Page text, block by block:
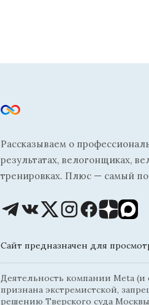
Рассказываем о
результатах, велогонщиках,
тренировках. Плюс — самый
Сайт предназначен для
Деятельность компании Meta (и
признана экстремистской,
решению Тверского суда Москвы